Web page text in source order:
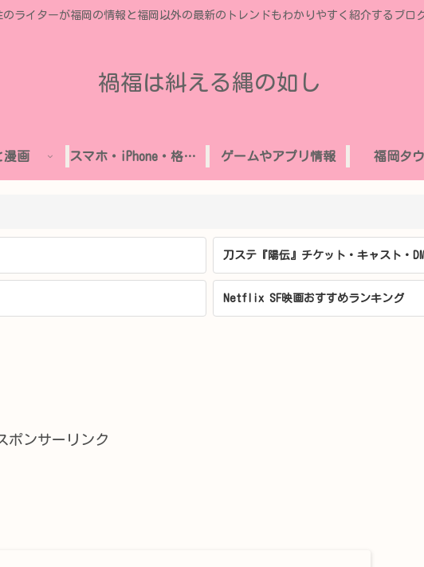
のライターが福岡の情報と福岡以外の最新のトレンドもわかりやすく紹介するブロ
禍福は糾える縄の如し
漫画 スマホ・iPhone・格安SIM ゲームやアプリ情報 福岡タ
刀ステ『陽伝』チケット・キャスト・
Netflix SF映画おすすめランキング
ポンサーリンク